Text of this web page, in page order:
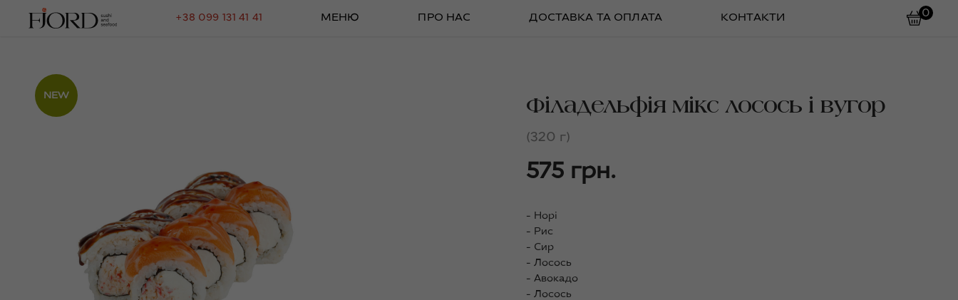
+38 099 131 41 41 МЕНЮ ПРО НАС ДОСТАВКА ТА ОПЛАТА КОНТАКТИ 0
NEW
Філадельфія мікс лосось і вугор
(320 г)
575 грн.
- Норі
- Рис
- Сир
- Лосось
- Авокадо
- Лосось